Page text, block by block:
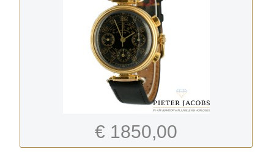
€ 1850,00